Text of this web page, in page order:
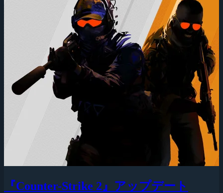
『Counter-Strike 2』アップデート